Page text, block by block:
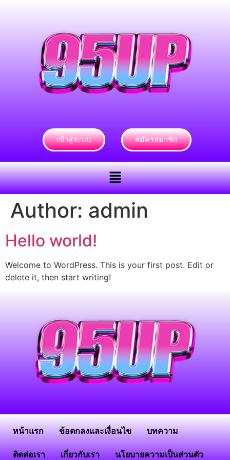
เข้าสู่ระบบ สมัครสมาชิก
Author: admin
Hello world!
Welcome to WordPress. This is your first post. Edit or
delete it, then start writing!
หน้าแรก ข้อตกลงและเงื่อนไข บทความ
ติดต่อเรา เกี่ยวกับเรา นโยบายความเป็นส่วนตัว